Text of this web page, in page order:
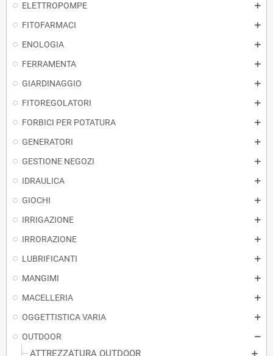
ELETTROPOMPE
FITOFARMACI
ENOLOGIA
FERRAMENTA
GIARDINAGGIO
FITOREGOLATORI
FORBICI PER POTATURA
GENERATORI
GESTIONE NEGOZI
IDRAULICA
GIOCHI
IRRIGAZIONE
IRRORAZIONE
LUBRIFICANTI
MANGIMI
MACELLERIA
OGGETTISTICA VARIA
OUTDOOR
ATTREZZATURA OUTDOOR